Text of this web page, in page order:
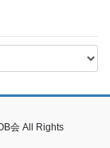
会 All Rights